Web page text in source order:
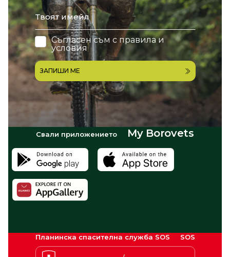
email
Съгласен съм с правила и
условия
ЗАПИШИ МЕ
Свали приложението My Borovets
Планинска спасителна служба SOS SOS